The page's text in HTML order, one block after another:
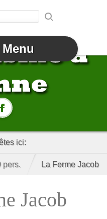
ici:
pers. La Ferme Jacob
Jacob